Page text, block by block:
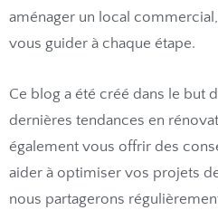
aménager un local
vous guider à chaque étape.
Ce blog a été créé dans le but
dernières tendances en
également vous offrir des
aider à optimiser vos projets
nous partagerons